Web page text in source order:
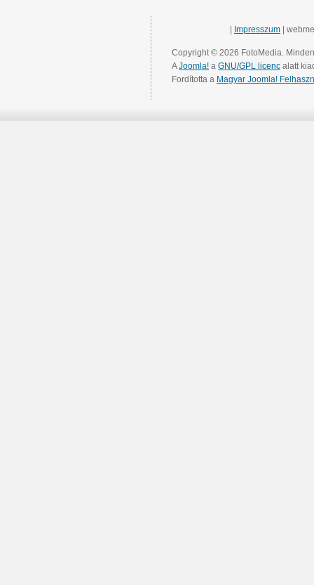
Impresszum |
Copyright © 2026 FotoMedia.
AJoomla! a GNU/GPL licenc alatt
Fordította a Magyar Joomla!